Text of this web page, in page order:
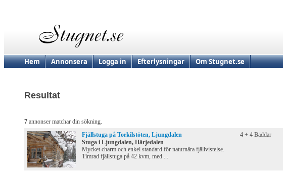
Hem Annonsera Logga in Efterlysningar Om Stugnet.se
Resultat
7 annonser matchar din sökning.
Fjällstuga på Torkilstöten, Ljungdalen
Stuga i Ljungdalen, Härjedalen
Mycket charm och enkel standard för naturnära fjällvistelse.
Timrad fjällstuga på 42 kvm, med ...
4 + 4 Bäddar